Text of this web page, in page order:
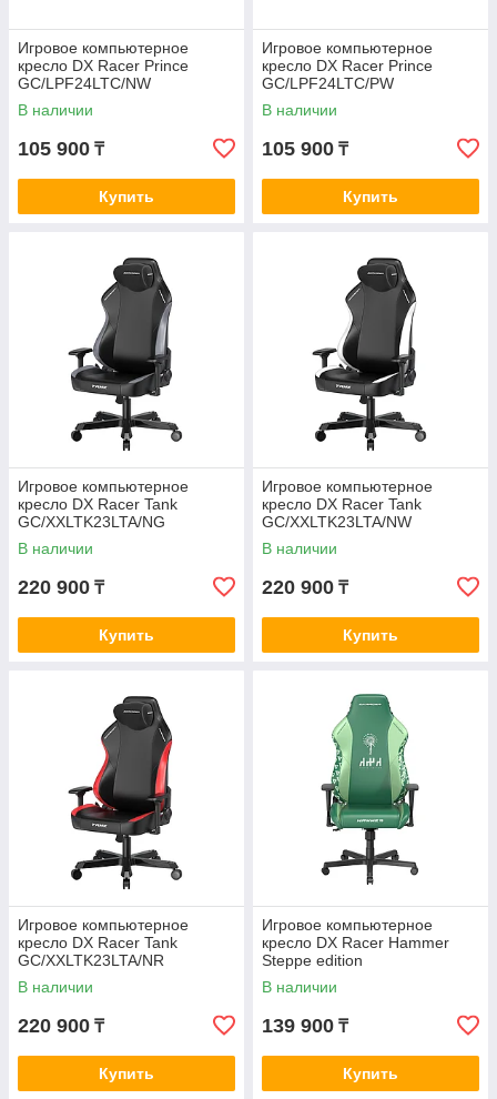
Игровое компьютерное
кресло DX Racer Prince
GC/LPF24LTC/NW
В наличии
105 900 ₸
Купить
Игровое компьютерное
кресло DX Racer Prince
GC/LPF24LTC/PW
В наличии
105 900 ₸
Купить
Игровое компьютерное
кресло DX Racer Tank
GC/XXLTK23LTA/NG
В наличии
220 900 ₸
Купить
Игровое компьютерное
кресло DX Racer Tank
GC/XXLTK23LTA/NW
В наличии
220 900 ₸
Купить
Игровое компьютерное
кресло DX Racer Tank
GC/XXLTK23LTA/NR
В наличии
220 900 ₸
Купить
Игровое компьютерное
кресло DX Racer Hammer
Steppe edition
GC/LHE23LTALTD/QZQ.E
В наличии
139 900 ₸
Купить